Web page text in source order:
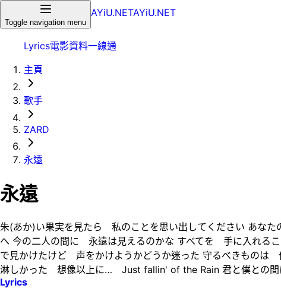
Toggle navigation menu
AYiU.NETAYiU.NET
Lyrics電影資料一線通
主頁
歌手
ZARD
永遠
永遠
朱(あか)い果実を見たら 私のことを思い出してください あな
へ 今の二人の間に 永遠は見えるのかな すべてを 手に入れ
で見かけたけど 声をかけようかどうか迷った 守るべきもの
淋しかった 想像以上に… Just fallin' of the Rain 君と僕との間
Lyrics